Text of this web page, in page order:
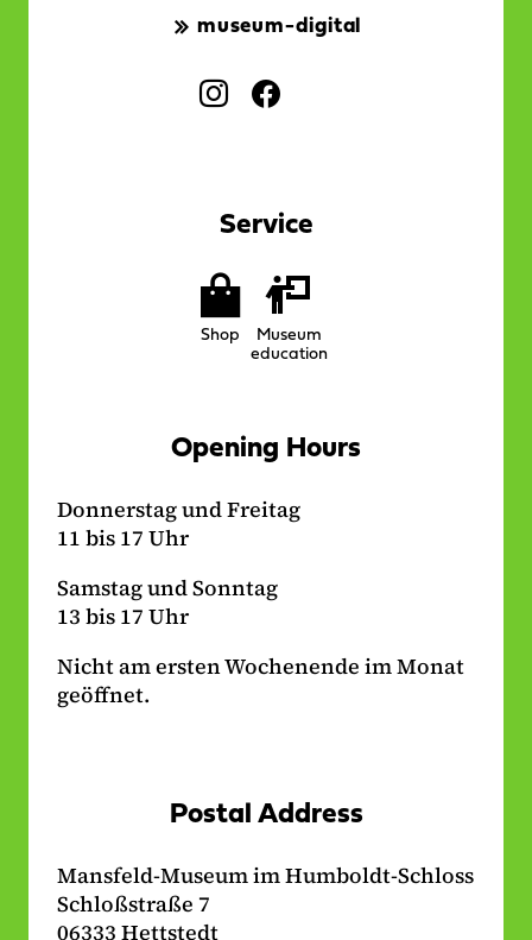
museum-digital
Social
Media:
I
g
a
m
-
k
F
b
o
k
-
L
k
Service
Shop
Museum
education
Opening Hours
Donnerstag und Freitag
11 bis 17 Uhr
Samstag und Sonntag
13 bis 17 Uhr
Nicht am ersten Wochenende im Monat
geöffnet.
Postal Address
Mansfeld-Museum im Humboldt-Schloss
Schloßstraße 7
06333 Hettstedt